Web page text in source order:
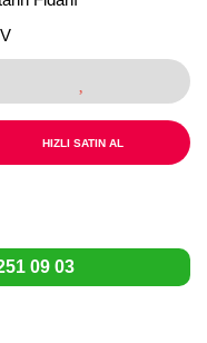
HIZLI SATIN AL
09 03